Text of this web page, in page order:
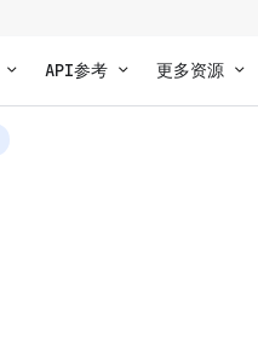
API参考 更多资源